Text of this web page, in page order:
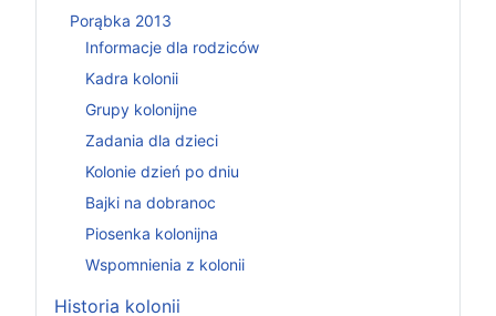
Porąbka 2013
Informacje dla rodziców
Kadra kolonii
Grupy kolonijne
Zadania dla dzieci
Kolonie dzień po dniu
Bajki na dobranoc
Piosenka kolonijna
Wspomnienia z kolonii
Historia kolonii